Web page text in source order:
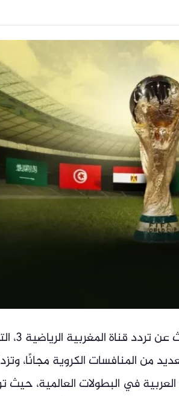
يواصل عشاق
من المنافسات الكروية مجانًا،
في البطولات العالمية، حيث